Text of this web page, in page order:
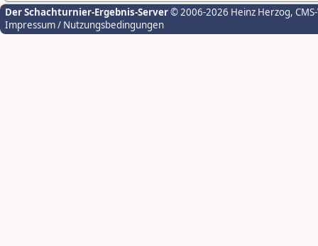
Der Schachturnier-Ergebnis-Server© 2006-2026 Heinz Herzog,
Impressum / Nutzungsbedingungen